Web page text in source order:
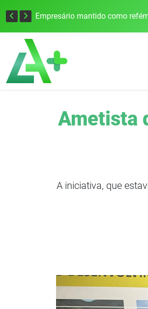
Empresário mantido como
Ametista
A iniciativa, que